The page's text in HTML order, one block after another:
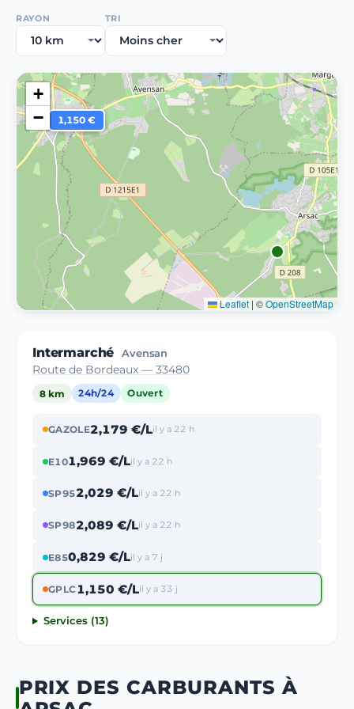
RAYON TRI
1,150 €
+
−
Leaflet | ©OpenStreetMap
Intermarché Avensan
Route de Bordeaux — 33480
8 km 24h/24 Ouvert
GAZOLE2,179 €/Lil y a 22 h
E101,969 €/Lil y a 22 h
SP952,029 €/Lil y a 22 h
SP982,089 €/Lil y a 22 h
E850,829 €/Lil y a 7 j
GPLC1,150 €/Lil y a 33 j
Services (13)
PRIX DES CARBURANTS À